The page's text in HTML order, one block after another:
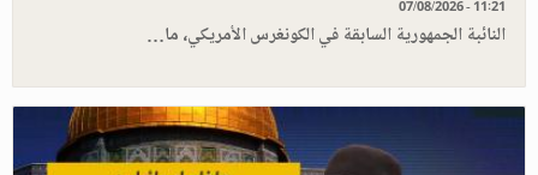
07/08/2026 - 11:21
النائبة الجمهورية السابقة في الكونغرس الأمريكي، ما…